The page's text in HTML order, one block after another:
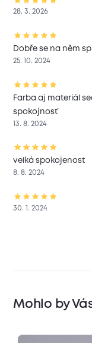
28. 3. 2026
Dobře se na něm
25. 10. 2024
Farba aj materiál
spokojnosť
13. 8. 2024
velká spokojenost
8. 8. 2024
30. 1. 2024
Mohlo by